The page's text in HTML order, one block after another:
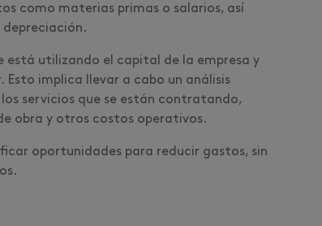
como materias primas o salarios, así
está utilizando el capital de la empresa y
Esto implica llevar a cabo un análisis
servicios que se están contratando,
obra y otros costos operativos.
oportunidades para reducir gastos, sin